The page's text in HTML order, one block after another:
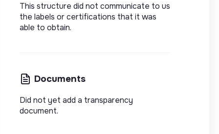
This structure did not communicate to us
the labels or certifications that it was
able to obtain.
Documents
Did not yet add a transparency
document.